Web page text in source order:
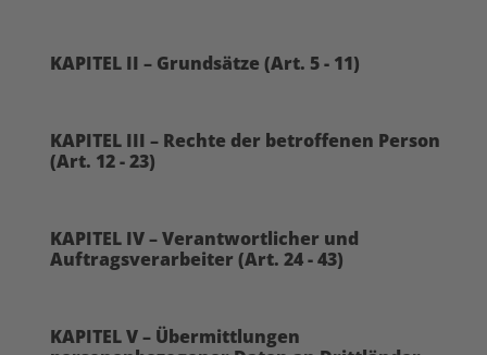
KAPITEL II – Grundsätze (Art. 5 - 11)
KAPITEL III – Rechte der betroffenen Person
(Art. 12 - 23)
KAPITEL IV – Verantwortlicher und
Auftragsverarbeiter (Art. 24 - 43)
KAPITEL V – Übermittlungen